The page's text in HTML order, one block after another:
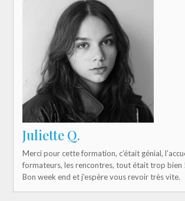
Juliette Q.
Merci pour cette formation, c’était génial,
formateurs, les rencontres, tout était trop bien
Bon week end et j’espère vous revoir très vite.